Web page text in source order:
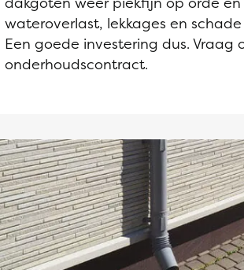
wateroverlast, lekkages en
Een goede investering dus. Vraag
onderhoudscontract.